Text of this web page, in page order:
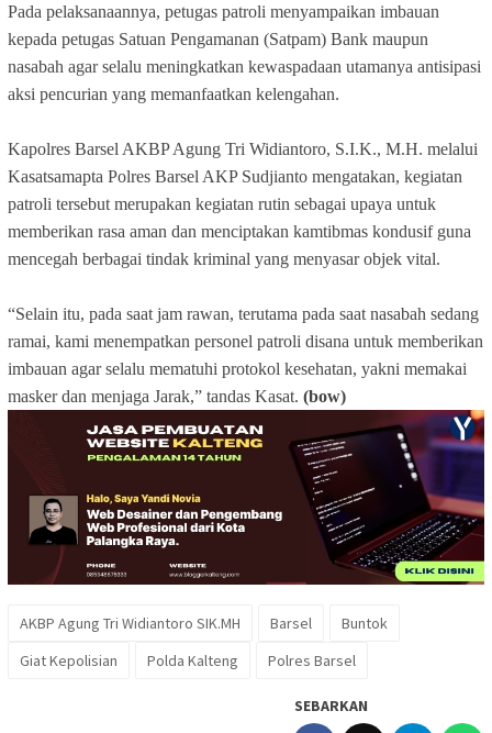
Pada pelaksanaannya, petugas patroli menyampaikan imbauan
kepada petugas Satuan Pengamanan (Satpam) Bank maupun
nasabah agar selalu meningkatkan kewaspadaan utamanya antisipasi
aksi pencurian yang memanfaatkan kelengahan.
Kapolres Barsel AKBP Agung Tri Widiantoro, S.I.K., M.H. melalui
Kasatsamapta Polres Barsel AKP Sudjianto mengatakan, kegiatan
patroli tersebut merupakan kegiatan rutin sebagai upaya untuk
memberikan rasa aman dan menciptakan kamtibmas kondusif guna
mencegah berbagai tindak kriminal yang menyasar objek vital.
“Selain itu, pada saat jam rawan, terutama pada saat nasabah sedang
ramai, kami menempatkan personel patroli disana untuk memberikan
imbauan agar selalu mematuhi protokol kesehatan, yakni memakai
masker dan menjaga Jarak,” tandas Kasat. (bow)
AKBP Agung Tri Widiantoro SIK.MH Barsel
Buntok
Giat Kepolisian
Polda Kalteng Polres Barsel
SEBARKAN